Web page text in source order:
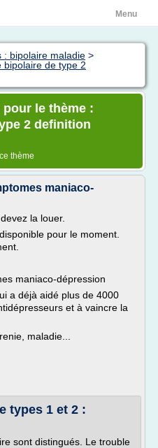
Menu
: bipolaire maladie >
bipolaire de type 2
le thème :
2 definition
thème
maniaco-
la louer.
pour le moment.
maniaco-dépression
a déjà aidé plus de 4000
et à vaincre la
maladie...
types 1 et 2 :
sont distingués. Le trouble